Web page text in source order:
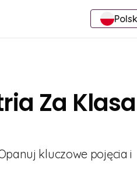
Za Klasa
kluczowe pojęcia i